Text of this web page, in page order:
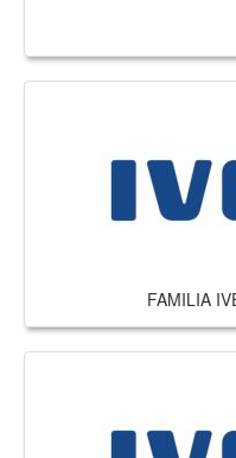
FAMILIA